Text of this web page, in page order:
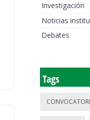
Investigación
Noticias
Debates
Tags